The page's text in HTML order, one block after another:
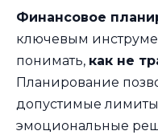
Финансовое
ключевым
понимать, как не
Планирование
допустимые
эмоциональные